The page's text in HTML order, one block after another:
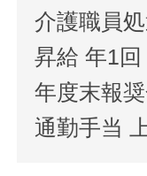
介護職員
昇給 年1回
年度末報
通勤手当